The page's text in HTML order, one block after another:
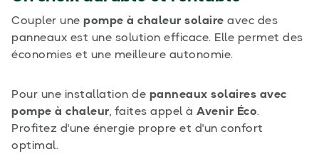
Coupler une pompe à chaleur solaire avec des
panneaux est une solution efficace. Elle permet des
économies et une meilleure autonomie.
Pour une installation de panneaux solaires avec
pompe à chaleur, faites appel à Avenir Éco.
Profitez d'une énergie propre et d'un confort
optimal.